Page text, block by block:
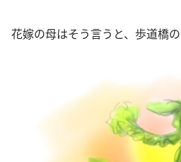
花嫁の母はそう言うと、歩道橋の